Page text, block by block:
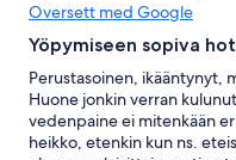
Oversett med Google
Yöpymiseen sopiva
Perustasoinen, ikääntynyt,
Huone jonkin verran
vedenpaine ei mitenkään
heikko, etenkin kun ns.